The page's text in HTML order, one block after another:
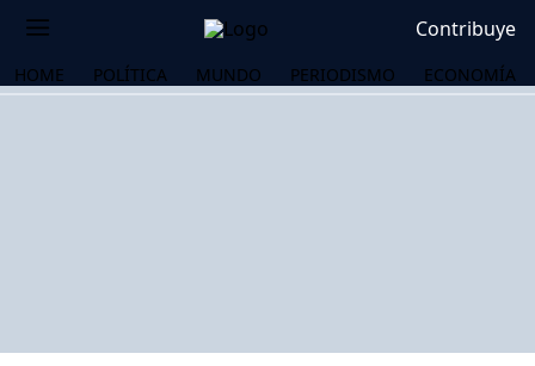
Contribuye
HOME POLÍTICA MUNDO PERIODISMO ECONOMÍA